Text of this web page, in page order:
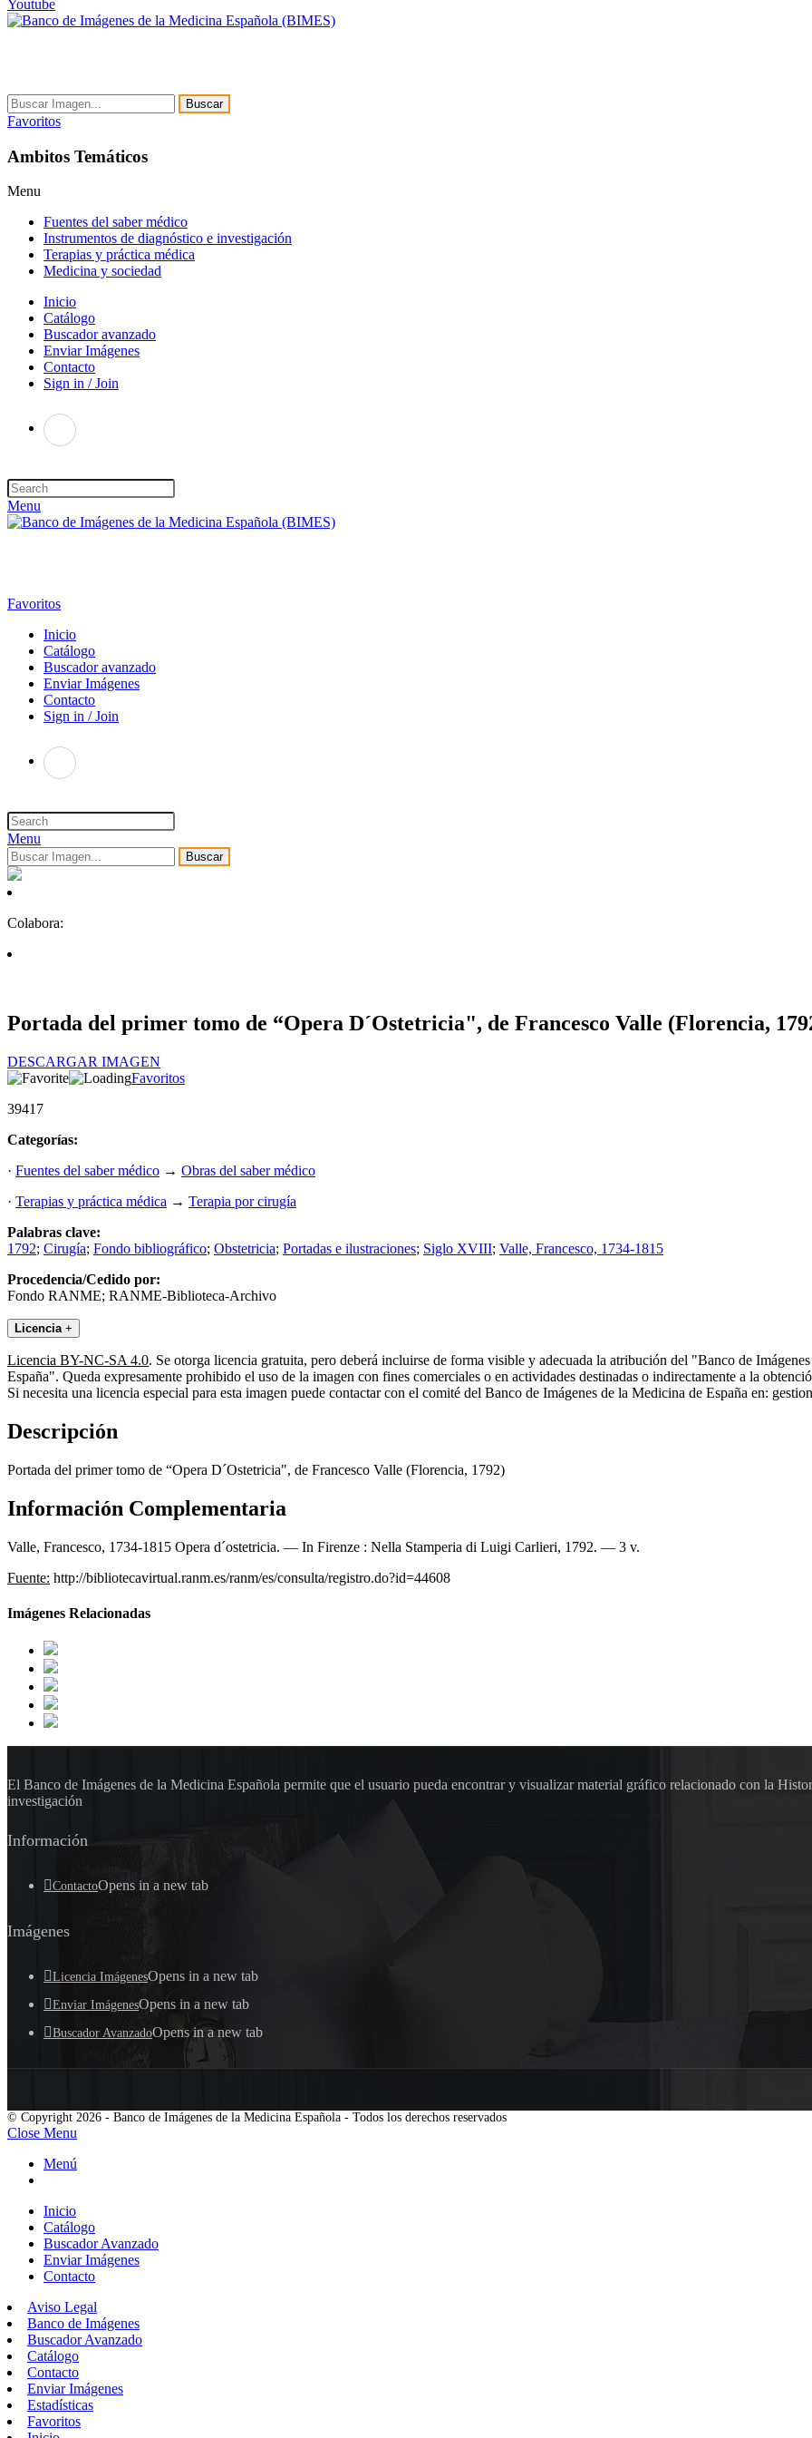
Youtube
Buscar
Favoritos
Ambitos Temáticos
Menu
Fuentes del saber médico
Instrumentos de diagnóstico e investigación
Terapias y práctica médica
Medicina y sociedad
Inicio
Catálogo
Buscador avanzado
Enviar Imágenes
Contacto
Sign in / Join
Menu
Favoritos
Inicio
Catálogo
Buscador avanzado
Enviar Imágenes
Contacto
Sign in / Join
Menu
Buscar
Colabora:
Portada del primer tomo de “Opera D´Ostetricia", de Francesco Valle (Florencia,
DESCARGAR IMAGEN
Favoritos
39417
Categorías:
· Fuentes del saber médico → Obras del saber médico
· Terapias y práctica médica → Terapia por cirugía
Palabras clave:
1792; Cirugía; Fondo bibliográfico; Obstetricia; Portadas e ilustraciones; Siglo XVIII; Valle, Francesco, 1734-1815
Procedencia/Cedido por:
Fondo RANME; RANME-Biblioteca-Archivo
Licencia +
Licencia BY-NC-SA 4.0. Se otorga licencia gratuita, pero deberá incluirse de forma visible y adecuada la atribución del "Banco de
España". Queda expresamente prohibido el uso de la imagen con fines comerciales o en actividades destinadas o indirectamente a la
Si necesita una licencia especial para esta imagen puede contactar con el comité del Banco de Imágenes de la Medicina de España en:
Descripción
Portada del primer tomo de “Opera D´Ostetricia", de Francesco Valle (Florencia, 1792)
Información Complementaria
Valle, Francesco, 1734-1815 Opera d´ostetricia. — In Firenze : Nella Stamperia di Luigi Carlieri, 1792. — 3 v.
Fuente: http://bibliotecavirtual.ranm.es/ranm/es/consulta/registro.do?id=44608
Imágenes Relacionadas
El Banco de Imágenes de la Medicina Española permite que el usuario pueda encontrar y visualizar material gráfico relacionado con la
investigación
Información
ContactoOpens in a new tab
Imágenes
Licencia ImágenesOpens in a new tab
Enviar ImágenesOpens in a new tab
Buscador AvanzadoOpens in a new tab
© Copyright 2026 - Banco de Imágenes de la Medicina Española - Todos los derechos reservados
Close Menu
Menú
Inicio
Catálogo
Buscador Avanzado
Enviar Imágenes
Contacto
Aviso Legal
Banco de Imágenes
Buscador Avanzado
Catálogo
Contacto
Enviar Imágenes
Estadísticas
Favoritos